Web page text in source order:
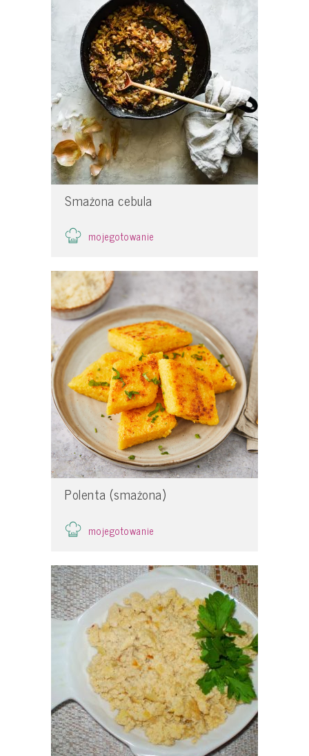
Smażona cebula
mojegotowanie
Polenta (smażona)
mojegotowanie